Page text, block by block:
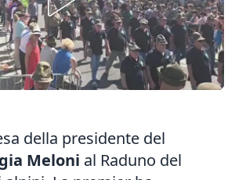
della presidente del
Meloni al Raduno del